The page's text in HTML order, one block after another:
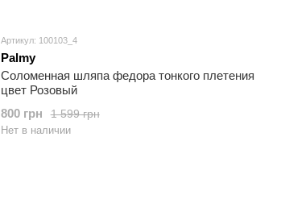
Артикул: 100103_4
Palmy
Соломенная шляпа федора тонкого плетения
цвет Розовый
1 599 грн
800 грн
Нет в наличии